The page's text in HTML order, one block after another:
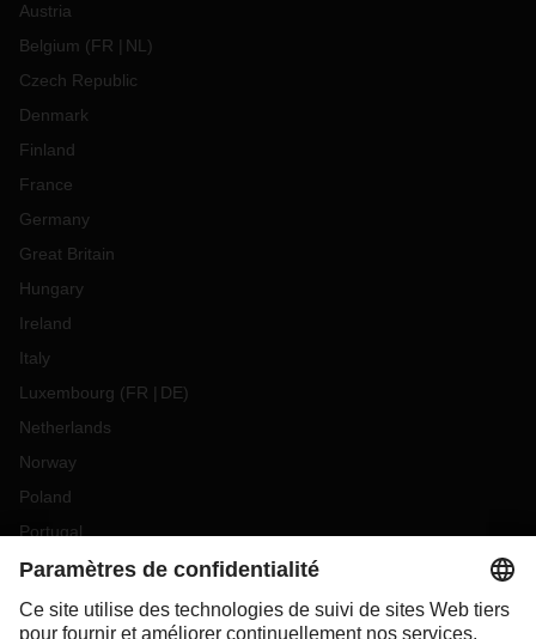
Austria
Belgium (FR NL )
Czech Republic
Denmark
Finland
France
Germany
Great Britain
Hungary
Ireland
Italy
Luxembourg (FR DE)
Netherlands
Norway
Poland
Portugal
Romania
Slovakia